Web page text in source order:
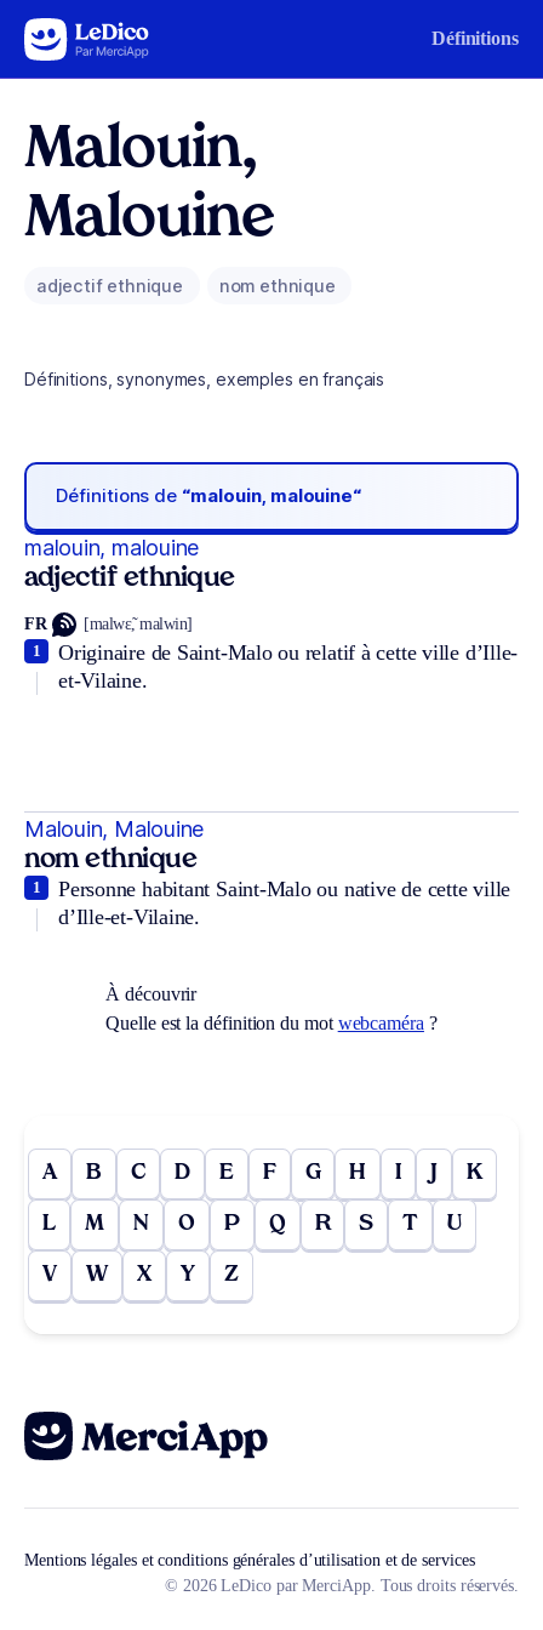
Aller au contenu Définitions
Malouin,
Malouine
adjectif ethnique nom ethnique
Définitions, synonymes, exemples en français
Définitions de “malouin, malouine“
malouin, malouine
adjectif ethnique
FR [malwɛ̃, malwin]
Originaire de Saint-Malo ou relatif à cette ville d’Ille-
et-Vilaine.
1
Malouin, Malouine
nom ethnique
Personne habitant Saint-Malo ou native de cette ville
d’Ille-et-Vilaine.
1
À découvrir
Quelle est la définition du mot webcaméra ?
A B C D E F G H I J K
L M N O P Q R S T U
V W X Y Z
Mentions légales et conditions générales d’utilisation et de services
© 2026 LeDico par MerciApp. Tous droits réservés.